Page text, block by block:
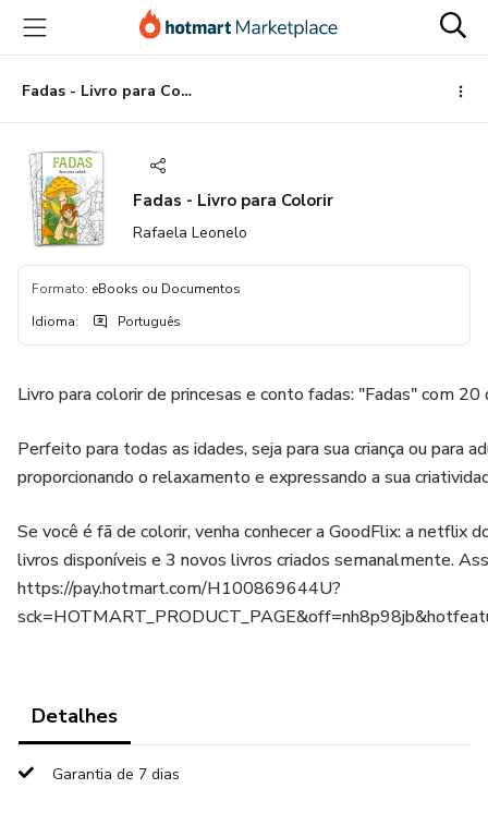
para
conteúdo
principal
para
pagamento
para
rodapé
Fadas - Livro para Colorir
Fadas - Livro para Colorir
Rafaela Leonelo
Formato: eBooks ou Documentos
Idioma: Português
Livro para colorir de princesas e conto fadas: "Fadas" com 20
Perfeito para todas as idades, seja para sua criança ou para
proporcionando o relaxamento e expressando a sua
Se você é fã de colorir, venha conhecer a GoodFlix: a netflix
livros disponíveis e 3 novos livros criados semanalmente.
https://pay.hotmart.com/H100869644U?
Detalhes
Garantia de 7 dias